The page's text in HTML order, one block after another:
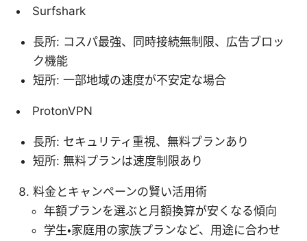
Surfshark
長所: コスパ最強、同時接続無制限、広告ブロッ
ク機能
短所: 一部地域の速度が不安定な場合
ProtonVPN
長所: セキュリティ重視、無料プランあり
短所: 無料プランは速度制限あり
料金とキャンペーンの賢い活用術
年額プランを選ぶと月額換算が安くなる傾向
学生・家庭用の家族プランなど、用途に合わせ